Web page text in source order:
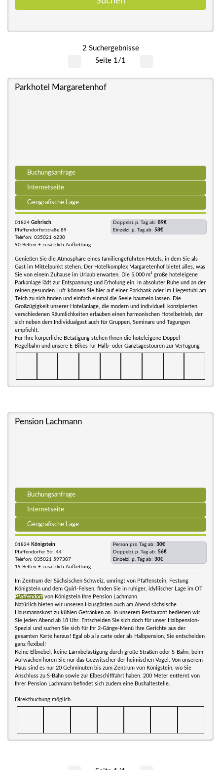
2 Suchergebnisse
Seite 1/1
Parkhotel Margaretenhof
Buchungsanfrage
Internetseite
Geografische Lage
01824 Gohrisch
Pfaffendorferstraße 89
Telefon: 035021 6230
90 Betten + zusätzlich Aufbettung
Doppelzi. p. Tag ab: 89€
Einzelzi. p. Tag ab: 58€
Genießen Sie die Atmosphäre eines familiengeführten Hotels, in dem Sie als
Gast im Mittelpunkt stehen. Der Hotelkomplex Margaretenhof bietet alles, was
Sie von einem Zuhause im Urlaub erwarten. Die 5.000 m² große hoteleigene
Parkanlage lädt zur Entspannung und Erholung ein. In absoluter Ruhe und an der
reinen gesunden Luft können Sie hier auf einer Parkbank oder im Liegestuhl am
Teich zu sich finden und einfach einmal die Seele baumeln lassen. Die
Großzügigkeit unserer Hotelanlage, die modern und individuell konzipierten
verschiedenen Räumlichkeiten erlauben einen harmonischen Hotelbetrieb, der
sich neben dem Individualgast auch für Gruppen, Seminare und Tagungen
empfiehlt.
Für Ihre körperliche Betätigung stehen Ihnen die hoteleigene Doppel-
Kegelbahn und unsere E-Bikes für Halb- oder Ganztagestouren zur Verfügung
Pension Lachmann
Buchungsanfrage
Internetseite
Geografische Lage
01824 Königstein
Pfaffendorfer Str. 44
Telefon: 035021 597307
19 Betten + zusätzlich Aufbettung
Person pro Tag ab: 30€
Doppelzi. p. Tag ab: 56€
Einzelzi. p. Tag ab: 30€
Im Zentrum der Sächsischen Schweiz, umringt von Pfaffenstein, Festung
Königstein und dem Quirl-Felsen, finden Sie in ruhiger, idyllischer Lage im OT
Pfaffendorf von Königstein Ihre Pension Lachmann.
Natürlich bieten wir unseren Hausgästen auch am Abend sächsische
Hausmannskost zu kühlen Getränken an. In unserem Restaurant bedienen wir
Sie jeden Abend ab 18 Uhr. Entscheiden Sie sich doch für unser Halbpension-
Spezial und suchen Sie sich für Ihr 2-Gänge-Menü Ihre Gerichte aus der
gesamten Karte heraus! Egal ob a la carte oder als Halbpension, Sie entscheiden
ganz flexibel!
Keine Elbnebel, keine Lärmbelästigung durch große Straßen oder S-Bahn, beim
Aufwachen hören Sie nur das Gezwitscher der heimischen Vögel. Von unserem
Haus sind es nur 20 Gehminuten bis zum Zentrum von Königstein, wo Sie
Anschluss zu S-Bahn sowie zur Elbeschifffahrt haben. 200 Meter entfernt von
Ihrer Pension Lachmann befindet sich zudem eine Bushaltestelle.
Direktbuchung möglich.